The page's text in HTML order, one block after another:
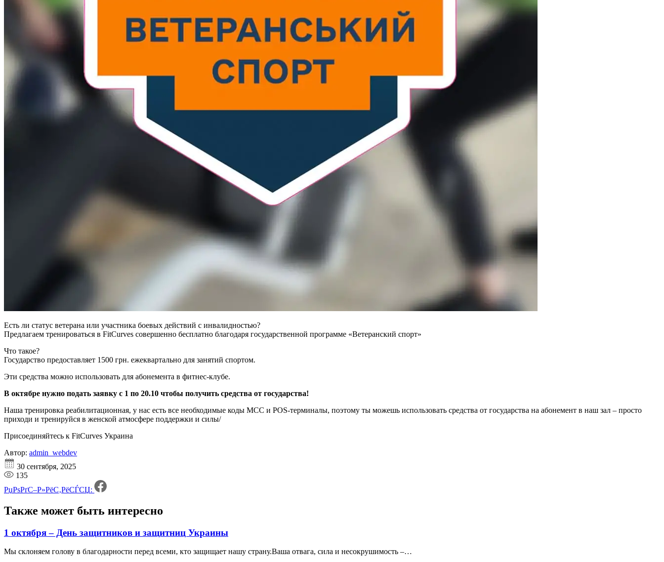
Есть ли статус ветерана или участника боевых действий с инвалидностью?
Предлагаем тренироваться в FitCurves совершенно бесплатно благодаря государственной программе «Ветеранский спорт»
Что такое?
Государство предоставляет 1500 грн. ежеквартально для занятий спортом.
Эти средства можно использовать для абонемента в фитнес-клубе.
В октябре нужно подать заявку с 1 по 20.10 чтобы получить средства от государства!
Наша тренировка реабилитационная, у нас есть все необходимые коды MCC и POS-терминалы, поэтому ты можешь использовать средства от государства на абонемент в наш зал – просто
приходи и тренируйся в женской атмосфере поддержки и силы/
Присоединяйтесь к FitCurves Украина
Автор: admin_webdev
30 сентября, 2025
135
РџРѕРґС–Р»РёС‚РёСЃСЏ:
Также может быть интересно
1 октября – День защитников и защитниц Украины
Мы склоняем голову в благодарности перед всеми, кто защищает нашу страну.Ваша отвага, сила и несокрушимость –…